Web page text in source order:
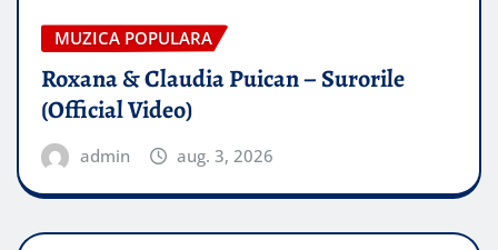
MUZICA POPULARA
Roxana & Claudia Puican – Surorile
(Official Video)
admin aug. 3, 2026